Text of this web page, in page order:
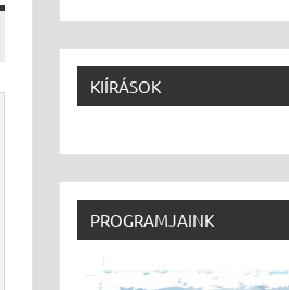
KIÍRÁSOK
PROGRAMJAINK